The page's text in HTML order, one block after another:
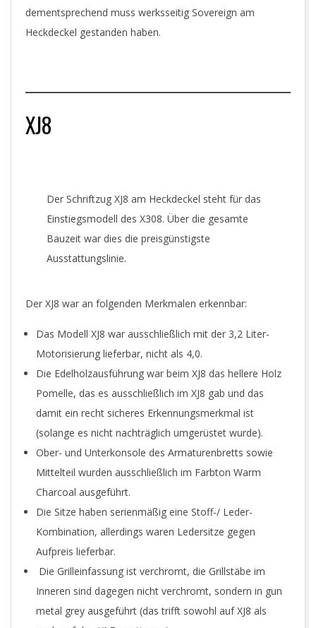
dementsprechend muss werksseitig Sovereign am
Heckdeckel gestanden haben.
XJ8
Der Schriftzug XJ8 am Heckdeckel steht für das
Einstiegsmodell des X308. Über die gesamte
Bauzeit war dies die preisgünstigste
Ausstattungslinie.
Der XJ8 war an folgenden Merkmalen erkennbar:
Das Modell XJ8 war ausschließlich mit der 3,2 Liter-
Motorisierung lieferbar, nicht als 4,0.
Die Edelholzausführung war beim XJ8 das hellere Holz
Pomelle, das es ausschließlich im XJ8 gab und das
damit ein recht sicheres Erkennungsmerkmal ist
(solange es nicht nachträglich umgerüstet wurde).
Ober- und Unterkonsole des Armaturenbretts sowie
Mittelteil wurden ausschließlich im Farbton Warm
Charcoal ausgeführt.
Die Sitze haben serienmäßig eine Stoff-/ Leder-
Kombination, allerdings waren Ledersitze gegen
Aufpreis lieferbar.
Die Grilleinfassung ist verchromt, die Grillstäbe im
Inneren sind dagegen nicht verchromt, sondern in gun
metal grey ausgeführt (das trifft sowohl auf XJ8 als